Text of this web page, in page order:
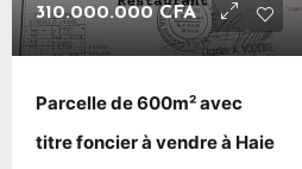
310.000.000 CFA
Parcelle de 600m² avec
titre foncier à vendre à Haie